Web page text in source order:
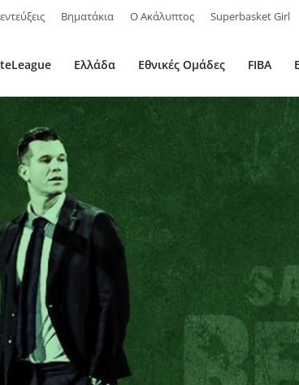
Βηματάκια Ο Ακάλυπτος Superbasket Girl
Ελλάδα Εθνικές Ομάδες FIBA